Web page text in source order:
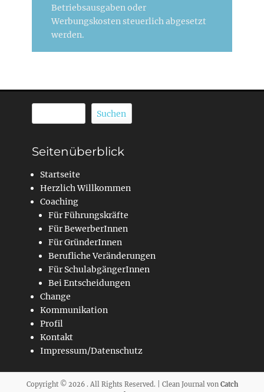
Betriebsausgaben oder
Werbungskosten steuerlich abgesetzt
werden.
Suchen
Seitenüberblick
Startseite
Herzlich Willkommen
Coaching
Für Führungskräfte
Für BewerberInnen
Für GründerInnen
Berufliche Veränderungen
Für SchulabgängerInnen
Bei Entscheidungen
Change
Kommunikation
Profil
Kontakt
Impressum/Datenschutz
Copyright © 2026 . All Rights Reserved. | Clean Journal von Catch